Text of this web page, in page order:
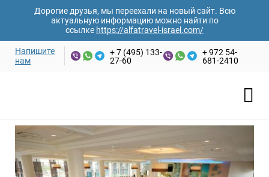
Дорогие друзья, мы переехали на новый сайт. Всю
актуальную информацию можно найти по
ссылке https://alfatravel-israel.com/
Напишите
нам
+ 7 (495) 133-
27-60
+ 972 54-
681-2410
Ваши имя и фамилия*
Номер телефона*